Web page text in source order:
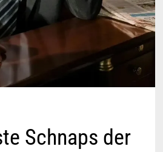
Schnaps der